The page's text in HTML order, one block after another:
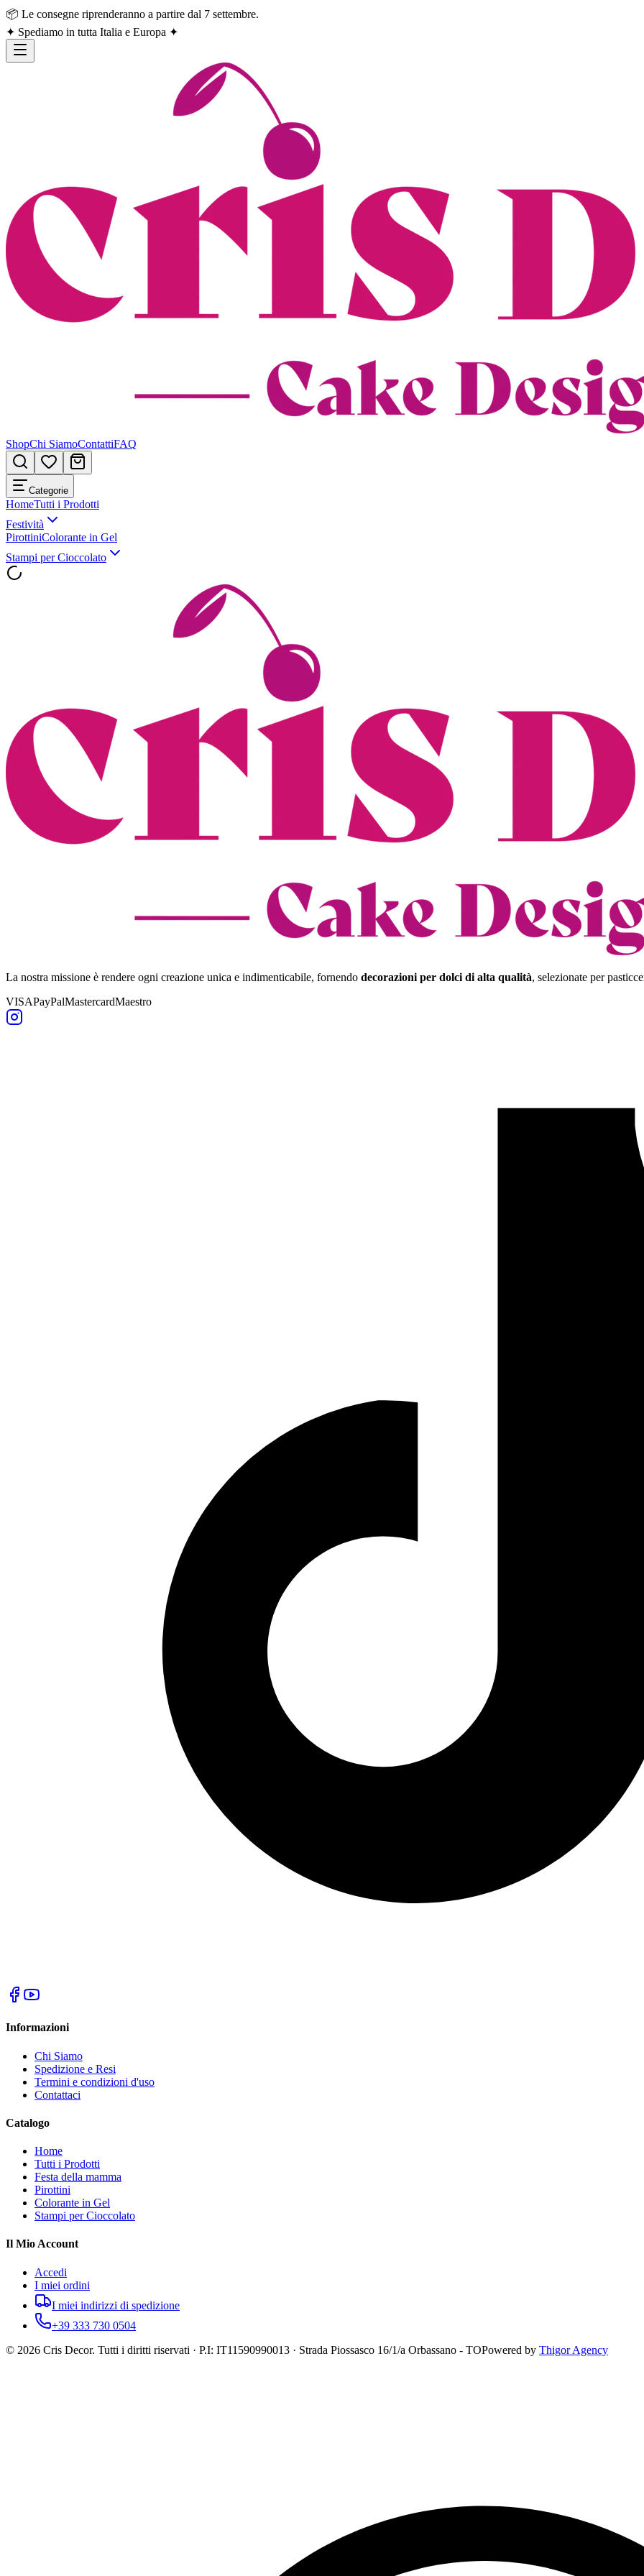
📦 Le consegne riprenderanno a partire dal 7 settembre.
✦ Spediamo in tutta Italia e Europa ✦
ShopChi SiamoContattiFAQ
Categorie
HomeTutti i Prodotti
Festività
PirottiniColorante in Gel
Stampi per Cioccolato
La nostra missione è rendere ogni creazione unica e indimenticabile, fornendo decorazioni per dolci di alta qualità, selezionate per
VISAPayPalMastercardMaestro
Informazioni
Chi Siamo
Spedizione e Resi
Termini e condizioni d'uso
Contattaci
Catalogo
Home
Tutti i Prodotti
Festa della mamma
Pirottini
Colorante in Gel
Stampi per Cioccolato
Il Mio Account
Accedi
I miei ordini
I miei indirizzi di spedizione
+39 333 730 0504
© 2026 Cris Decor. Tutti i diritti riservati · P.I: IT11590990013 · Strada Piossasco 16/1/a Orbassano - TOPowered by Thigor Agency